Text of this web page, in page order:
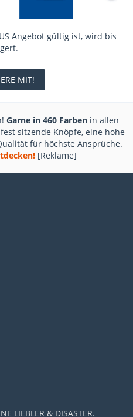
Angebot gültig ist, wird bis
MIT!
Garne in 460 Farben in allen
sitzende Knöpfe, eine hohe
für höchste Ansprüche.
[Reklame]
LIEBLER & DISASTER.